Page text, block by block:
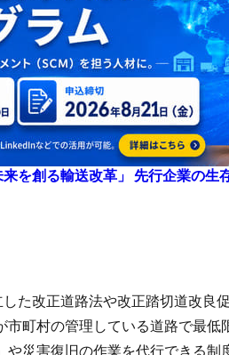
を創る輸送改革」 先行企業の生
た改正道路法や改正踏切道改良
町村の管理している道路で最低
災害復旧の作業を代行できる制